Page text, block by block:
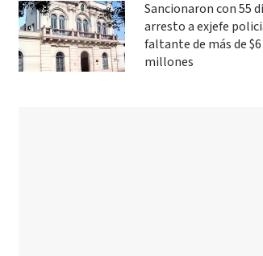
Sancionaron con 55
arresto a exjefe
faltante de más de $6
millones